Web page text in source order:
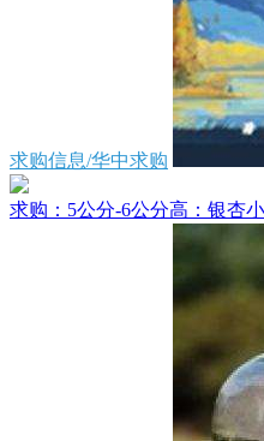
求购信息/华中求购
求购：5公分-6公分高：银杏